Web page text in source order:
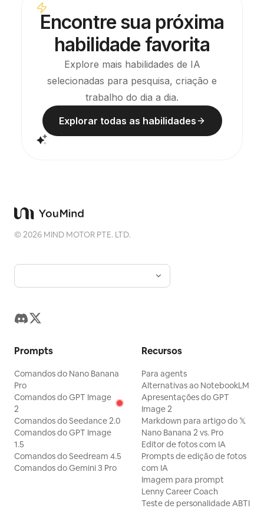
Perfeita para usar em qualquer publicação.
Encontre sua próxima
habilidade favorita
Explore mais habilidades de IA
selecionadas para pesquisa, criação e
trabalho do dia a dia.
Explorar todas as habilidades
©2026 MIND MOTOR PTE. LTD.
Prompts
Comandos do Nano Banana
Pro
Comandos do GPT Image
2
Comandos do Seedance 2.0
Comandos do GPT Image
1.5
Comandos do Seedream 4.5
Comandos do Gemini 3 Pro
Recursos
Para agents
Alternativas ao NotebookLM
Apresentações do GPT
Image 2
Markdown para artigo do 𝕏
Nano Banana 2 vs. Pro
Editor de fotos com IA
Prompts de edição de fotos
com IA
Imagem para prompt
Lenny Career Coach
Teste de personalidade ABTI